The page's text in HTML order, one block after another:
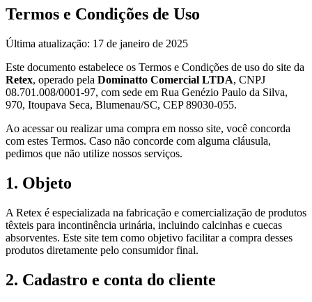
Termos e Condições de Uso
Última atualização: 17 de janeiro de 2025
Este documento estabelece os Termos e Condições de uso do site da
Retex, operado pela Dominatto Comercial LTDA, CNPJ
08.701.008/0001-97, com sede em Rua Genézio Paulo da Silva,
970, Itoupava Seca, Blumenau/SC, CEP 89030-055.
Ao acessar ou realizar uma compra em nosso site, você concorda
com estes Termos. Caso não concorde com alguma cláusula,
pedimos que não utilize nossos serviços.
1. Objeto
A Retex é especializada na fabricação e comercialização de produtos
têxteis para incontinência urinária, incluindo calcinhas e cuecas
absorventes. Este site tem como objetivo facilitar a compra desses
produtos diretamente pelo consumidor final.
2. Cadastro e conta do cliente